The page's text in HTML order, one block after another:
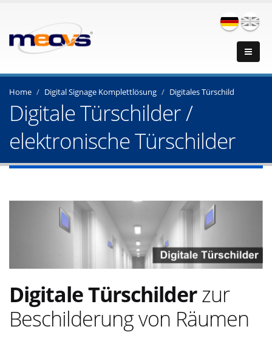
Home Digital Signage Komplettlösung Digitales Türschild
Digitale Türschilder /
elektronische Türschilder
Digitale Türschilderzur
Beschilderung von Räumen